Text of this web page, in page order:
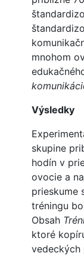
mnohom
Výsledky
skupine
hodín v
ovocie a
prieskume
tréningu
Obsah
ktoré
vedeckých